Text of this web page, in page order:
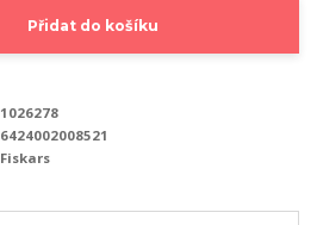
Přidat do košíku
1026278
6424002008521
Fiskars